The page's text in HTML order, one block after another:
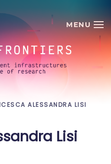
ALESSANDRA LISI
Lisi